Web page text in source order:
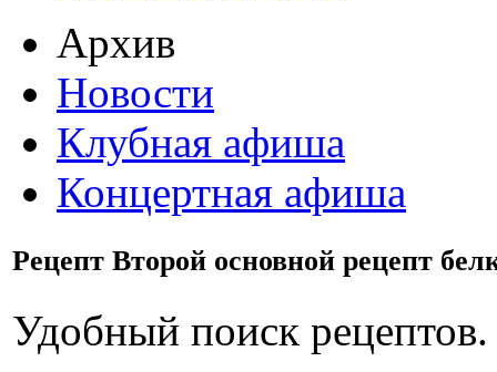
Архив
Новости
Клубная афиша
Концертная афиша
Рецепт Второй основной рецепт
Удобный поиск рецептов.